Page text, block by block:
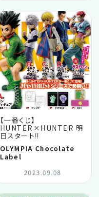
【一番くじ】
HUNTER×HUNTER 明
日スタート‼️
OLYMPIA Chocolate
Label
2023.09.08